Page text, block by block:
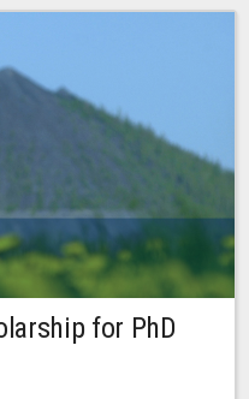
for PhD